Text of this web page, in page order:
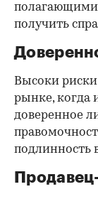
получить
Высоки
рынке, когда
доверенное
подлинность